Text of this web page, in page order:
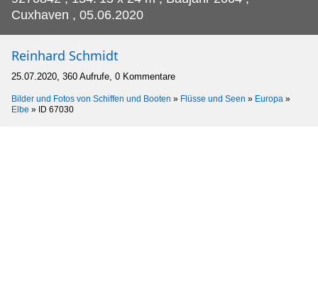
Cuxhaven , 05.06.2020
Reinhard Schmidt
25.07.2020, 360 Aufrufe, 0 Kommentare
Bilder und Fotos von Schiffen und Booten » Flüsse und Seen » Europa »
Elbe » ID 67030